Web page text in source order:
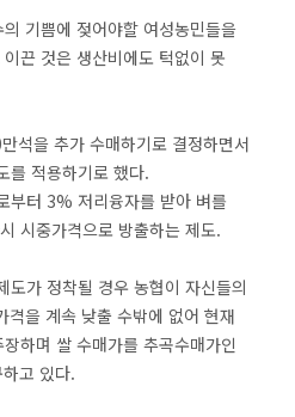
기쁨에 젖어야할 여성농민들을
끈 것은 생산비에도 턱없이 못
석을 추가 수매하기로 결정하면서
를 적용하기로 했다.
부터 3% 저리융자를 받아 벼를
시중가격으로 방출하는 제도.
도가 정착될 경우 농협이 자신들의
격을 계속 낮출 수밖에 없어 현재
하며 쌀 수매가를 추곡수매가인
고 있다.